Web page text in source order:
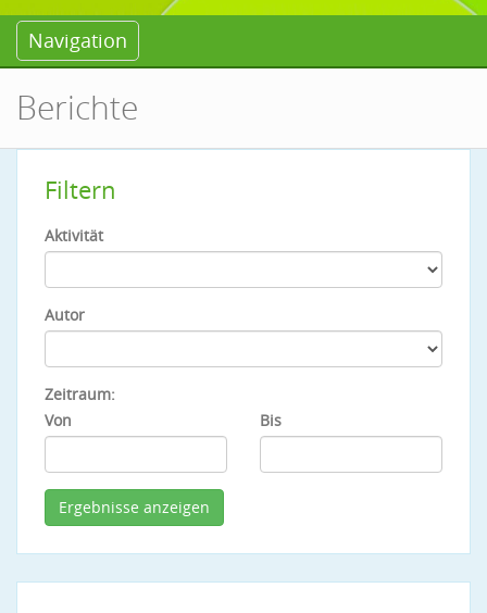
Navigation
Berichte
Filtern
Aktivität
Autor
Zeitraum:
Von
Bis